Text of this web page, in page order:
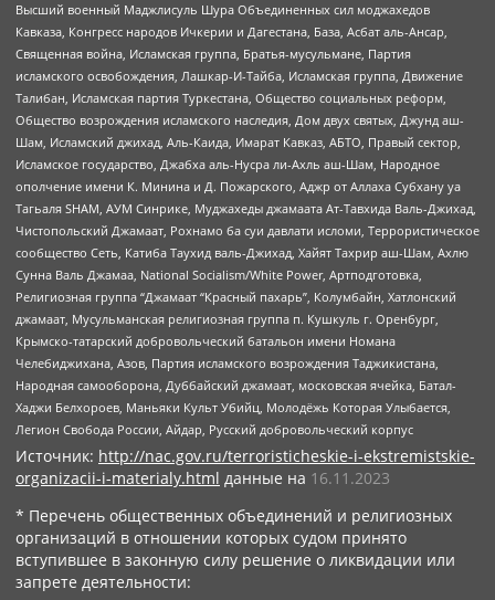
Высший военный Маджлисуль Шура Объединенных сил моджахедов
Кавказа, Конгресс народов Ичкерии и Дагестана, База, Асбат аль-Ансар,
Священная война, Исламская группа, Братья-мусульмане, Партия
исламского освобождения, Лашкар-И-Тайба, Исламская группа, Движение
Талибан, Исламская партия Туркестана, Общество социальных реформ,
Общество возрождения исламского наследия, Дом двух святых, Джунд аш-
Шам, Исламский джихад, Аль-Каида, Имарат Кавказ, АБТО, Правый сектор,
Исламское государство, Джабха аль-Нусра ли-Ахль аш-Шам, Народное
ополчение имени К. Минина и Д. Пожарского, Аджр от Аллаха Субхану уа
Тагьаля SHAM, АУМ Синрике, Муджахеды джамаата Ат-Тавхида Валь-Джихад,
Чистопольский Джамаат, Рохнамо ба суи давлати исломи, Террористическое
сообщество Сеть, Катиба Таухид валь-Джихад, Хайят Тахрир аш-Шам, Ахлю
Сунна Валь Джамаа, National Socialism/White Power, Артподготовка,
Религиозная группа “Джамаат “Красный пахарь”, Колумбайн, Хатлонский
джамаат, Мусульманская религиозная группа п. Кушкуль г. Оренбург,
Крымско-татарский добровольческий батальон имени Номана
Челебиджихана, Азов, Партия исламского возрождения Таджикистана,
Народная самооборона, Дуббайский джамаат, московская ячейка, Батал-
Хаджи Белхороев, Маньяки Культ Убийц, Молодёжь Которая Улыбается,
Легион Свобода России, Айдар, Русский добровольческий корпус
Источник: http://nac.gov.ru/terroristicheskie-i-ekstremistskie-
organizacii-i-materialy.html данные на 16.11.2023
* Перечень общественных объединений и религиозных
организаций в отношении которых судом принято
вступившее в законную силу решение о ликвидации или
запрете деятельности: